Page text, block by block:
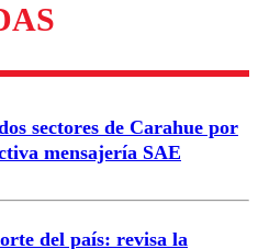
para garantizar un
sectores de Carahue por
mensajería SAE
del país: revisa la